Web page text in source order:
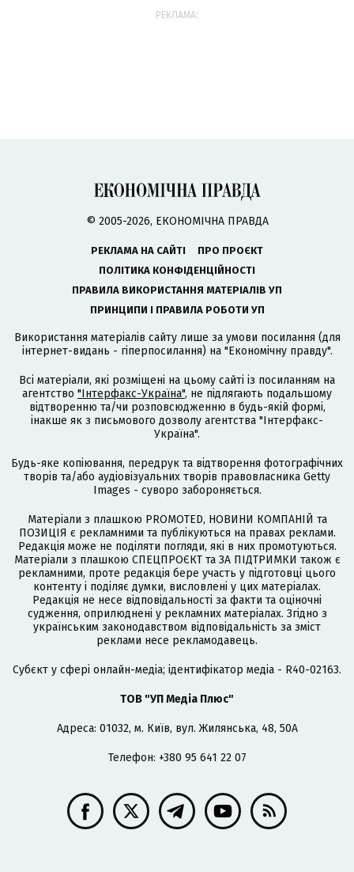
РЕКЛАМА:
© 2005-2026, ЕКОНОМІЧНА ПРАВДА
РЕКЛАМА НА САЙТІ
ПРО ПРОЄКТ
ПОЛІТИКА КОНФІДЕНЦІЙНОСТІ
ПРАВИЛА ВИКОРИСТАННЯ МАТЕРІАЛІВ УП
ПРИНЦИПИ І ПРАВИЛА РОБОТИ УП
Використання матеріалів сайту лише за умови посилання (для
інтернет-видань - гіперпосилання) на "Економічну правду".
Всі матеріали, які розміщені на цьому сайті із посиланням на
агентство "Інтерфакс-Україна", не підлягають подальшому
відтворенню та/чи розповсюдженню в будь-якій формі,
інакше як з письмового дозволу агентства "Інтерфакс-
Україна".
Будь-яке копіювання, передрук та відтворення фотографічних
творів та/або аудіовізуальних творів правовласника Getty
Images - суворо забороняється.
Матеріали з плашкою PROMOTED, НОВИНИ КОМПАНІЙ та
ПОЗИЦІЯ є рекламними та публікуються на правах реклами.
Редакція може не поділяти погляди, які в них промотуються.
Матеріали з плашкою СПЕЦПРОЄКТ та ЗА ПІДТРИМКИ також є
рекламними, проте редакція бере участь у підготовці цього
контенту і поділяє думки, висловлені у цих матеріалах.
Редакція не несе відповідальності за факти та оціночні
судження, оприлюднені у рекламних матеріалах. Згідно з
українським законодавством відповідальність за зміст
реклами несе рекламодавець.
Cубєкт у сфері онлайн-медіа; ідентифікатор медіа - R40-02163.
ТОВ "УП Медіа Плюс"
Адреса: 01032, м. Київ, вул. Жилянська, 48, 50А
Телефон: +380 95 641 22 07